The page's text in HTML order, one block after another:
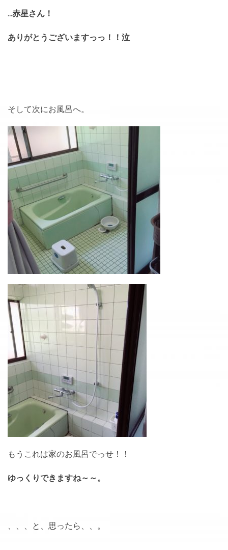
…赤星さん！
ありがとうございますっっ！！泣
そして次にお風呂へ。
もうこれは家のお風呂でっせ！！
ゆっくりできますね～～。
、、、と、思ったら、、。